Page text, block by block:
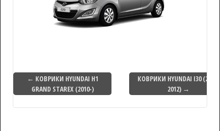
← КОВРИКИ HYUNDAI H1
GRAND STAREX (2010-)
КОВРИКИ HYUNDAI I30 (2009-
2012) →